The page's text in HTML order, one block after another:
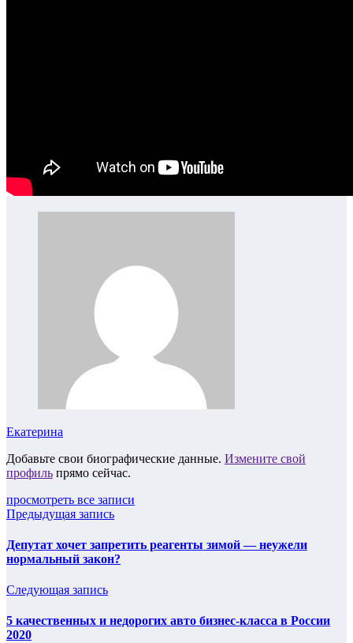
Екатерина
Добавьте свои биографические данные. Измените свой
профиль прямо сейчас.
просмотреть все записи
Предыдущая запись
Депутат хочет запретить реагенты зимой — неужели
нормальный закон?
Следующая запись
5 качественных и недорогих авто бизнес-класса в России
2020